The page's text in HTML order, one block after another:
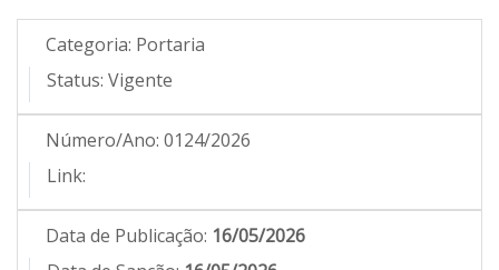
Categoria: Portaria
Status: Vigente
Número/Ano: 0124/2026
Link:
Data de Publicação: 16/05/2026